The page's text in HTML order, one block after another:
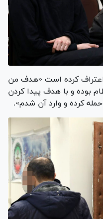
اعتراف کرده است «هدف من
بوده و با هدف پیدا کردن
کرده و وارد آن شدم».